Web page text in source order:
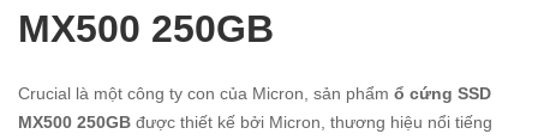
MX500 250GB
Crucial là một công ty con của Micron, sản phẩm ổ cứng SSD
MX500 250GB được thiết kế bởi Micron, thương hiệu nổi tiếng